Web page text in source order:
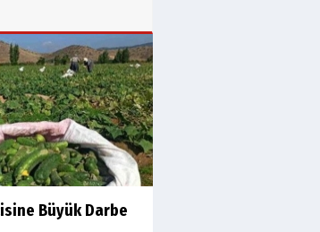
Gezimiz-IV
Tanıyor
İLKER
OlmakBüyük Darbe